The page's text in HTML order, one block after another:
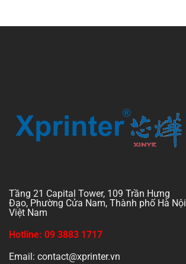
Tầng 21 Capital Tower, 109 Trần Hưng
Đạo, Phường Cửa Nam, Thành phố Hà
Việt Nam
Hotline: 09 3883 1717
Email: contact@xprinter.vn